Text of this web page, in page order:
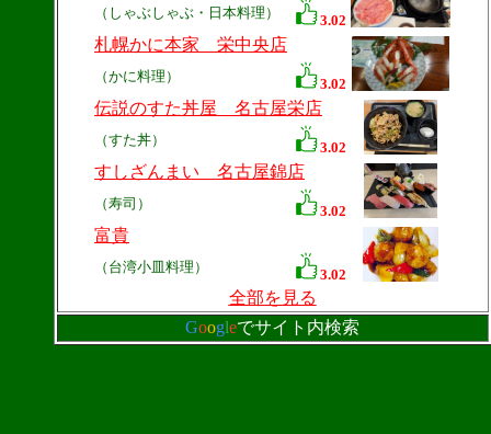
（しゃぶしゃぶ・日本料理） 3.02
札幌かに本家 栄中央店
（かに料理） 3.02
伝説のすた丼屋 名古屋栄店
（すた丼） 3.02
すしざんまい 名古屋錦店
（寿司） 3.02
富貴
（台湾小皿料理） 3.02
全部を見る
Googleでサイト内検索